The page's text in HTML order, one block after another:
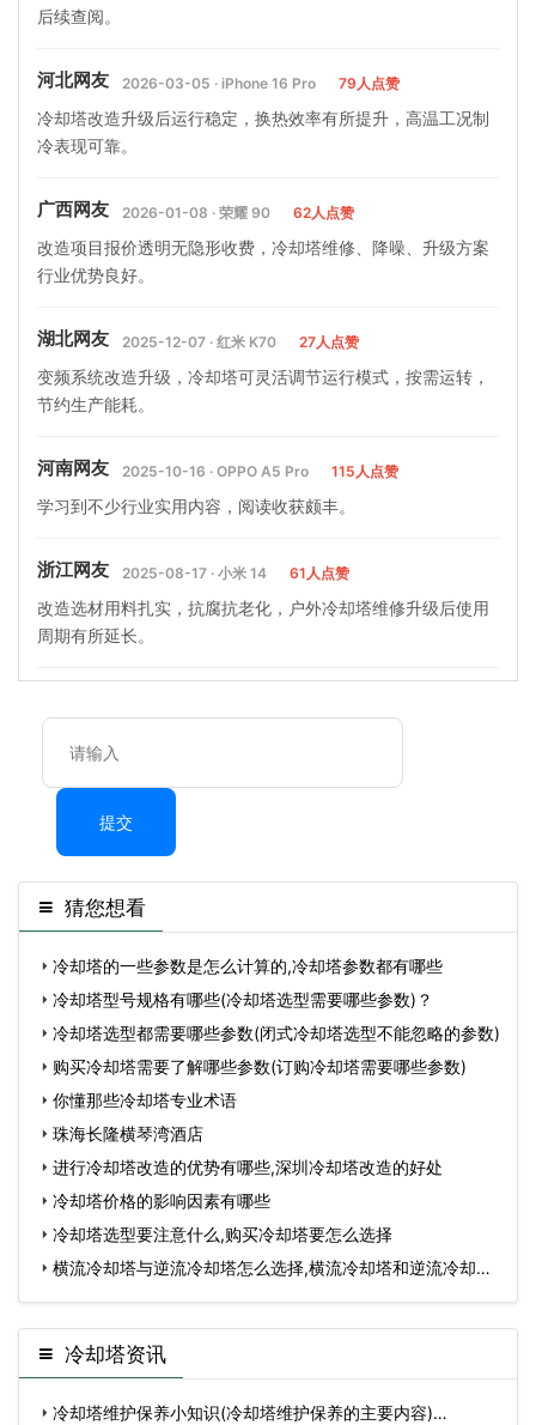
后续查阅。
河北网友 2026-03-05 · iPhone 16 Pro 79人点赞
冷却塔改造升级后运行稳定，换热效率有所提升，高温工况制
冷表现可靠。
广西网友 2026-01-08 · 荣耀 90 62人点赞
改造项目报价透明无隐形收费，冷却塔维修、降噪、升级方案
行业优势良好。
湖北网友 2025-12-07 · 红米 K70 27人点赞
变频系统改造升级，冷却塔可灵活调节运行模式，按需运转，
节约生产能耗。
河南网友 2025-10-16 · OPPO A5 Pro 115人点赞
学习到不少行业实用内容，阅读收获颇丰。
浙江网友 2025-08-17 · 小米 14 61人点赞
改造选材用料扎实，抗腐抗老化，户外冷却塔维修升级后使用
周期有所延长。
提交
猜您想看
冷却塔的一些参数是怎么计算的,冷却塔参数都有哪些
冷却塔型号规格有哪些(冷却塔选型需要哪些参数)？
冷却塔选型都需要哪些参数(闭式冷却塔选型不能忽略的参数)
购买冷却塔需要了解哪些参数(订购冷却塔需要哪些参数)
你懂那些冷却塔专业术语
珠海长隆横琴湾酒店
进行冷却塔改造的优势有哪些,深圳冷却塔改造的好处
冷却塔价格的影响因素有哪些
冷却塔选型要注意什么,购买冷却塔要怎么选择
横流冷却塔与逆流冷却塔怎么选择,横流冷却塔和逆流冷却塔
有
冷却塔资讯
冷却塔维护保养小知识(冷却塔维护保养的主要内容)…